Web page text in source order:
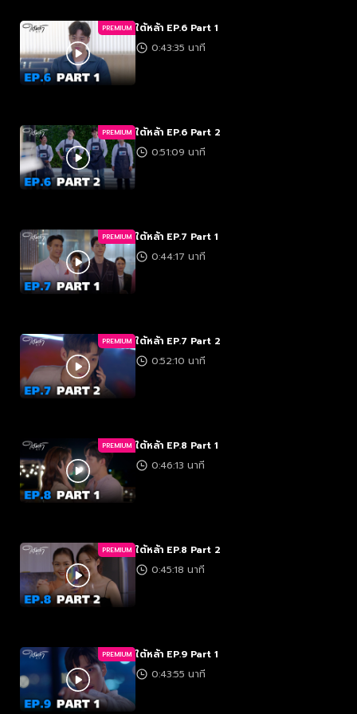
PREMIUM ใต้หล้า EP.6 Part 1
0:43:35 นาที
PREMIUM ใต้หล้า EP.6 Part 2
0:51:09 นาที
PREMIUM ใต้หล้า EP.7 Part 1
0:44:17 นาที
PREMIUM ใต้หล้า EP.7 Part 2
0:52:10 นาที
PREMIUM ใต้หล้า EP.8 Part 1
0:46:13 นาที
PREMIUM ใต้หล้า EP.8 Part 2
0:45:18 นาที
PREMIUM ใต้หล้า EP.9 Part 1
0:43:55 นาที